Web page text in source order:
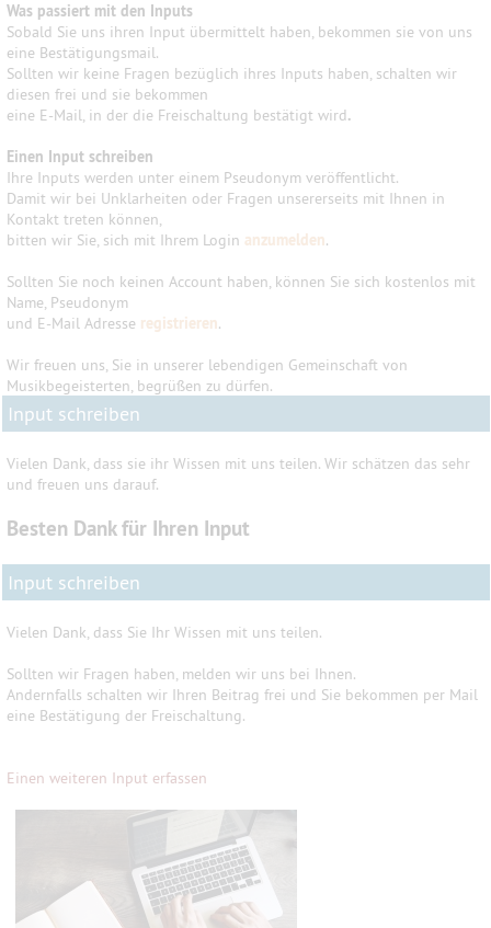
Was passiert mit den Inputs
Sobald Sie uns ihren Input übermittelt haben, bekommen sie von uns
eine Bestätigungsmail.
Sollten wir keine Fragen bezüglich ihres Inputs haben, schalten wir
diesen frei und sie bekommen
eine E-Mail, in der die Freischaltung bestätigt wird.
Einen Input schreiben
Ihre Inputs werden unter einem Pseudonym veröffentlicht.
Damit wir bei Unklarheiten oder Fragen unsererseits mit Ihnen in
Kontakt treten können,
bitten wir Sie, sich mit Ihrem Login anzumelden.
Sollten Sie noch keinen Account haben, können Sie sich kostenlos mit
Name, Pseudonym
und E-Mail Adresse registrieren.
Wir freuen uns, Sie in unserer lebendigen Gemeinschaft von
Musikbegeisterten, begrüßen zu dürfen.
Input schreiben
Vielen Dank, dass sie ihr Wissen mit uns teilen. Wir schätzen das sehr
und freuen uns darauf.
Besten Dank für Ihren Input
Input schreiben
Vielen Dank, dass Sie Ihr Wissen mit uns teilen.
Sollten wir Fragen haben, melden wir uns bei Ihnen.
Andernfalls schalten wir Ihren Beitrag frei und Sie bekommen per Mail
eine Bestätigung der Freischaltung.
Einen weiteren Input erfassen